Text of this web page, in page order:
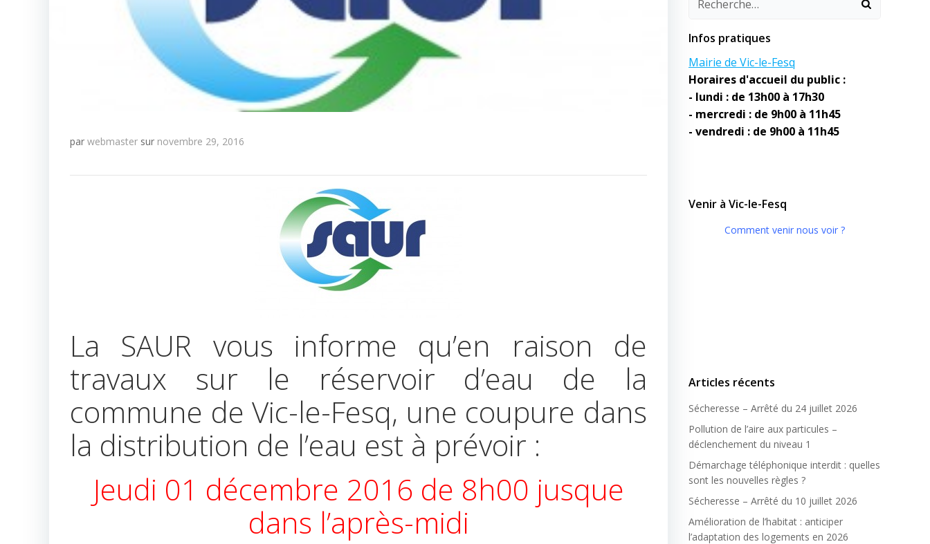
par webmaster sur novembre 29, 2016
La SAUR vous informe qu’en raison de
travaux sur le réservoir d’eau de la
commune de Vic-le-Fesq, une coupure dans
la distribution de l’eau est à prévoir :
Jeudi 01 décembre 2016 de 8h00 jusque
dans l’après-midi
Infos pratiques
Mairie de Vic-le-Fesq
Horaires d'accueil du public :
- lundi : de 13h00 à 17h30
- mercredi : de 9h00 à 11h45
- vendredi : de 9h00 à 11h45
Venir à Vic-le-Fesq
Comment venir nous voir ?
Articles récents
Sécheresse – Arrêté du 24 juillet 2026
Pollution de l’aire aux particules –
déclenchement du niveau 1
Démarchage téléphonique interdit : quelles
sont les nouvelles règles ?
Sécheresse – Arrêté du 10 juillet 2026
Amélioration de l’habitat : anticiper
l’adaptation des logements en 2026